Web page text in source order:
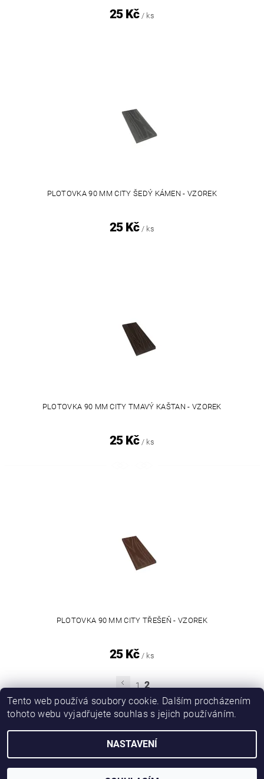
25 Kč / ks
PLOTOVKA 90 MM CITY ŠEDÝ KÁMEN - VZOREK
25 Kč / ks
PLOTOVKA 90 MM CITY TMAVÝ KAŠTAN - VZOREK
25 Kč / ks
PLOTOVKA 90 MM CITY TŘEŠEŇ - VZOREK
25 Kč / ks
1 2
2026 © WPC E-SHOP, všechna práva vyhrazena
Tento web používá soubory cookie. Dalším procházením
tohoto webu vyjadřujete souhlas s jejich používáním.
NASTAVENÍ